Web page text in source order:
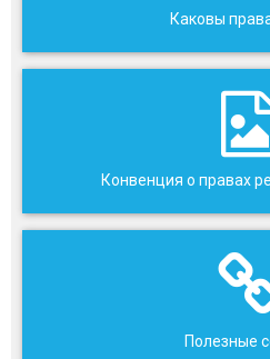
Каковы
Конвенция о правах
Полезные